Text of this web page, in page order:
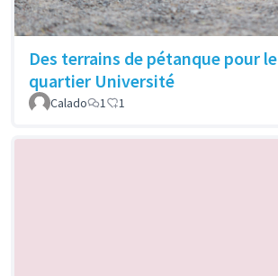
Des terrains de pétanque pour le
quartier Université
Calado 1 1